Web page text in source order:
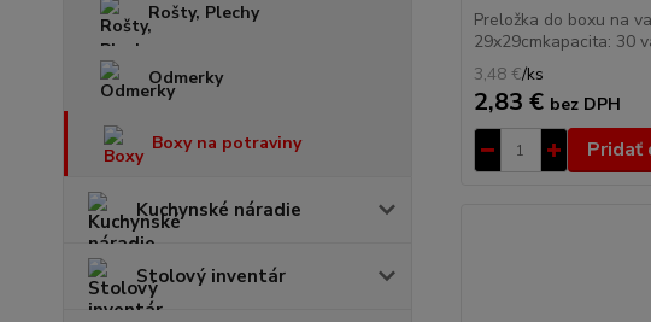
Rošty, Plechy
Odmerky
Boxy na potraviny
Kuchynské náradie
Stolový inventár
Preložka do boxu na
29x29cmkapacita: 30
3,48 €/ks
2,83 € bez DPH
Pridať